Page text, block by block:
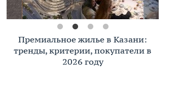
Премиальное жилье в Казани:
тренды, критерии, покупатели в
2026 году